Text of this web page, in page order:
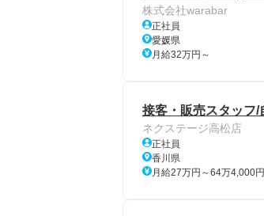
株式会社warabar
正社員
愛媛県
月給32万円～
接客・販売スタッフ/
ネクステージ高松店
正社員
香川県
月給27万円～64万4,000円